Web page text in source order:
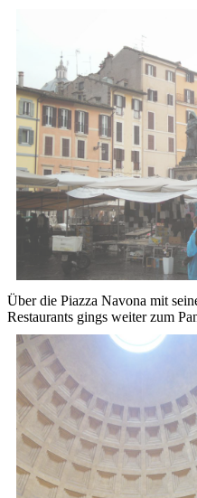
Über die Piazza Navona mit
Restaurants gings weiter zum